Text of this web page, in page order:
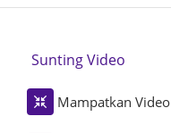
Sunting Video
Mampatkan Video